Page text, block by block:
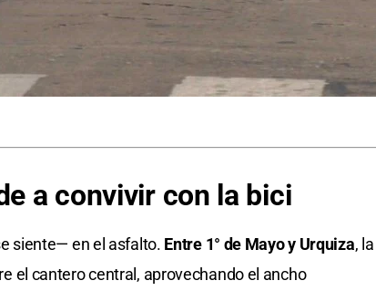
a convivir con la bici
siente— en el asfalto. Entre 1° de Mayo y Urquiza, la
el cantero central, aprovechando el ancho